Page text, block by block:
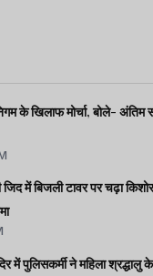
के खिलाफ मोर्चा, बोले- अंतिम
में बिजली टावर पर चढ़ा
में पुलिसकर्मी ने महिला श्रद्धालु